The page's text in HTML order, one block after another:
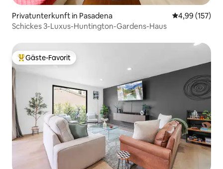
Privatunterkunft in Pasadena
4,99 (157)
Schickes 3-Luxus-Huntington-Gardens-Haus
Beliebter Gäste-Favorit.
Gäste-Favorit